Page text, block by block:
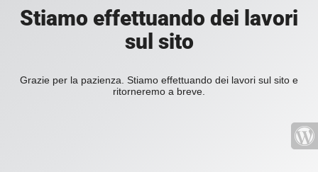
Stiamo effettuando dei lavori
sul sito
Grazie per la pazienza. Stiamo effettuando dei lavori sul sito e
ritorneremo a breve.